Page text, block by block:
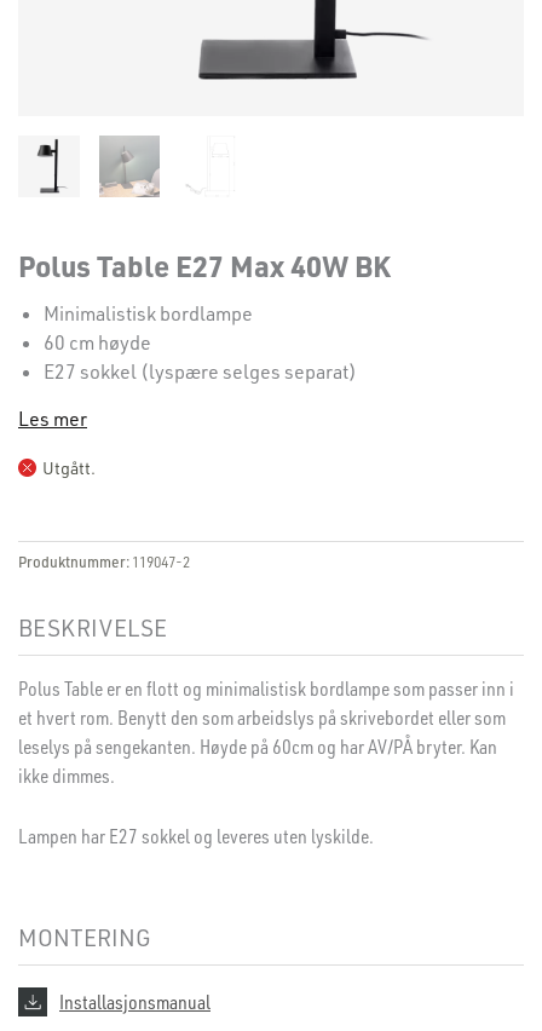
Polus Table E27 Max 40W BK
Minimalistisk bordlampe
60 cm høyde
E27 sokkel (lyspære selges separat)
Les mer
Utgått.
Produktnummer: 119047-2
BESKRIVELSE
Polus Table er en flott og minimalistisk bordlampe som passer inn i
et hvert rom. Benytt den som arbeidslys på skrivebordet eller som
leselys på sengekanten. Høyde på 60cm og har AV/PÅ bryter. Kan
ikke dimmes.
Lampen har E27 sokkel og leveres uten lyskilde.
MONTERING
Installasjonsmanual